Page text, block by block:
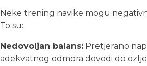
Neke trening navike mogu
To su:
Nedovoljan balans: Pretjerano
adekvatnog odmora dovodi do